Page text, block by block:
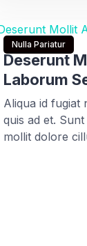
Nulla Pariatur
Deserunt
Laborum
Aliqua id fugiat
quis ad et.
mollit dolore